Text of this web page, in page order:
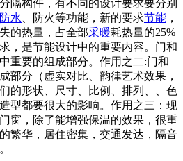
隔构件，有不同的设计要求要分别
防水 、防火等功能，新的要求节能 ，
的热量，占全部采暖耗热量的25%
，是节能设计中的重要内容。门和
重要的组成部分。作用之二:门和
部分（虚实对比、韵律艺术效果，
的形状、尺寸、比例、排列、、色
型都要很大的影响。作用之三：现
窗，除了能增强保温的效果，很重
的繁华，居住密集，交通发达，隔音